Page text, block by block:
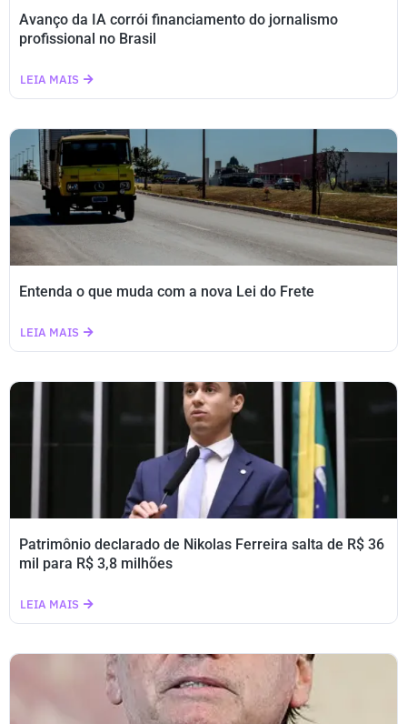
Avanço da IA corrói financiamento do jornalismo
profissional no Brasil
LEIA MAIS
Entenda o que muda com a nova Lei do Frete
LEIA MAIS
Patrimônio declarado de Nikolas Ferreira salta de R$ 36
mil para R$ 3,8 milhões
LEIA MAIS